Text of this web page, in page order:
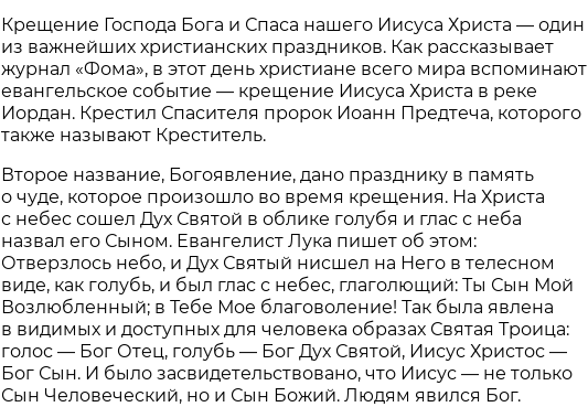
Крещение Господа Бога и Спаса нашего Иисуса Христа — один
из важнейших христианских праздников. Как рассказывает
журнал «Фома», в этот день христиане всего мира вспоминают
евангельское событие — крещение Иисуса Христа в реке
Иордан. Крестил Спасителя пророк Иоанн Предтеча, которого
также называют Креститель.
Второе название, Богоявление, дано празднику в память
о чуде, которое произошло во время крещения. На Христа
с небес сошел Дух Святой в облике голубя и глас с неба
назвал его Сыном. Евангелист Лука пишет об этом:
Отверзлось небо, и Дух Святый нисшел на Него в телесном
виде, как голубь, и был глас с небес, глаголющий: Ты Сын Мой
Возлюбленный; в Тебе Мое благоволение! Так была явлена
в видимых и доступных для человека образах Святая Троица:
голос — Бог Отец, голубь — Бог Дух Святой, Иисус Христос —
Бог Сын. И было засвидетельствовано, что Иисус — не только
Сын Человеческий, но и Сын Божий. Людям явился Бог.